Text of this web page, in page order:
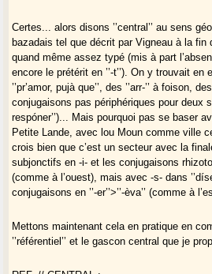
Certes... alors disons ’’central’’ au sens
bazadais tel que décrit par Vigneau à la
quand même assez typé (mis à part
encore le prétérit en ’’-t’’). On y trouvait
’’pr’amor, pujà que’’, des ’’arr-’’ à foison,
conjugaisons pas périphériques pour deux
respóner’’)... Mais pourquoi pas se baser
Petite Lande, avec lou Moun comme ville
crois bien que c’est un secteur avec la finale
subjonctifs en -i- et les conjugaisons
(comme à l’ouest), mais avec -s- dans
conjugaisons en ’’-er’’>’’-èva’’ (comme à
Mettons maintenant cela en pratique en
’’référentiel’’ et le gascon central que je